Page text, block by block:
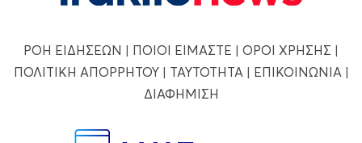
ΡΟΗ ΕΙΔΗΣΕΩΝ | ΠΟΙΟΙ ΕΙΜΑΣΤΕ | ΟΡΟΙ ΧΡΗΣΗΣ |
ΠΟΛΙΤΙΚΗ ΑΠΟΡΡΗΤΟΥ| ΤΑΥΤΟΤΗΤΑ | ΕΠΙΚΟΙΝΩΝΙΑ |
ΔΙΑΦΗΜΙΣΗ